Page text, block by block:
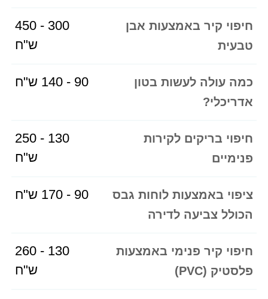
חיפוי קיר באמצעות אבן
טבעית
300 - 450
ש"ח
כמה עולה לעשות בטון
אדריכלי?
90 - 140 ש"ח
חיפוי בריקים לקירות
פנימיים
130 - 250
ש"ח
ציפוי באמצעות לוחות גבס
הכולל צביעה לדירה
90 - 170 ש"ח
חיפוי קיר פנימי באמצעות
פלסטיק (PVC)
130 - 260
ש"ח